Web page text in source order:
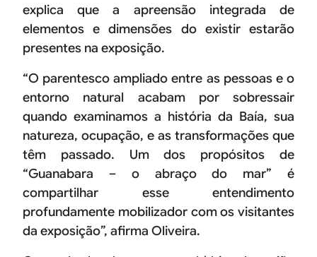
explica que a apreensão integrada de
elementos e dimensões do existir estarão
presentes na exposição.
“O parentesco ampliado entre as pessoas e o
entorno natural acabam por sobressair
quando examinamos a história da Baía, sua
natureza, ocupação, e as transformações que
têm passado. Um dos propósitos de
“Guanabara – o abraço do mar” é
compartilhar esse entendimento
profundamente mobilizador com os visitantes
da exposição”, afirma Oliveira.